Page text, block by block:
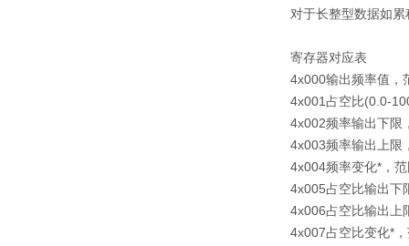
对于长整型数据如
寄存器对应表
4x000输出频率值，
4x001占空比(0.0-
4x002频率输出下限
4x003频率输出上限
4x004频率变化*，
4x005占空比输出下
4x006占空比输出上
4x007占空比变化*